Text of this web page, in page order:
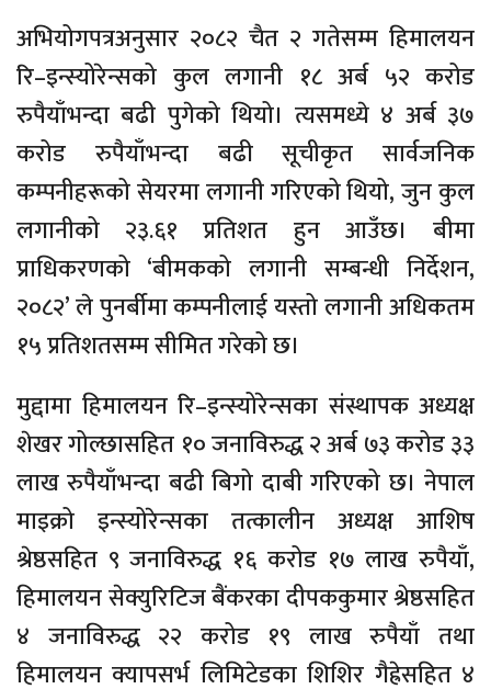
अभियोगपत्रअनुसार २०८२ चैत २ गतेसम्म हिमालयन
रि–इन्स्योरेन्सको कुल लगानी १८ अर्ब ५२ करोड
रुपैयाँभन्दा बढी पुगेको थियो। त्यसमध्ये ४ अर्ब ३७
करोड रुपैयाँभन्दा बढी सूचीकृत सार्वजनिक
कम्पनीहरूको सेयरमा लगानी गरिएको थियो, जुन कुल
लगानीको २३.६१ प्रतिशत हुन आउँछ। बीमा
प्राधिकरणको ‘बीमकको लगानी सम्बन्धी निर्देशन,
२०८२’ ले पुनर्बीमा कम्पनीलाई यस्तो लगानी अधिकतम
१५ प्रतिशतसम्म सीमित गरेको छ।
मुद्दामा हिमालयन रि–इन्स्योरेन्सका संस्थापक अध्यक्ष
शेखर गोल्छासहित १० जनाविरुद्ध २ अर्ब ७३ करोड ३३
लाख रुपैयाँभन्दा बढी बिगो दाबी गरिएको छ। नेपाल
माइक्रो इन्स्योरेन्सका तत्कालीन अध्यक्ष आशिष
श्रेष्ठसहित ९ जनाविरुद्ध १६ करोड १७ लाख रुपैयाँ,
हिमालयन सेक्युरिटिज बैंकरका दीपककुमार श्रेष्ठसहित
४ जनाविरुद्ध २२ करोड १९ लाख रुपैयाँ तथा
हिमालयन क्यापसर्भ लिमिटेडका शिशिर गैह्रेसहित ४